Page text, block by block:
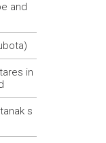
and
in
s